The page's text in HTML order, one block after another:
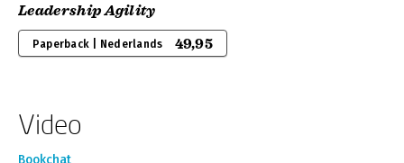
Leadership Agility
Paperback | Nederlands 49,95
Video
Bookchat